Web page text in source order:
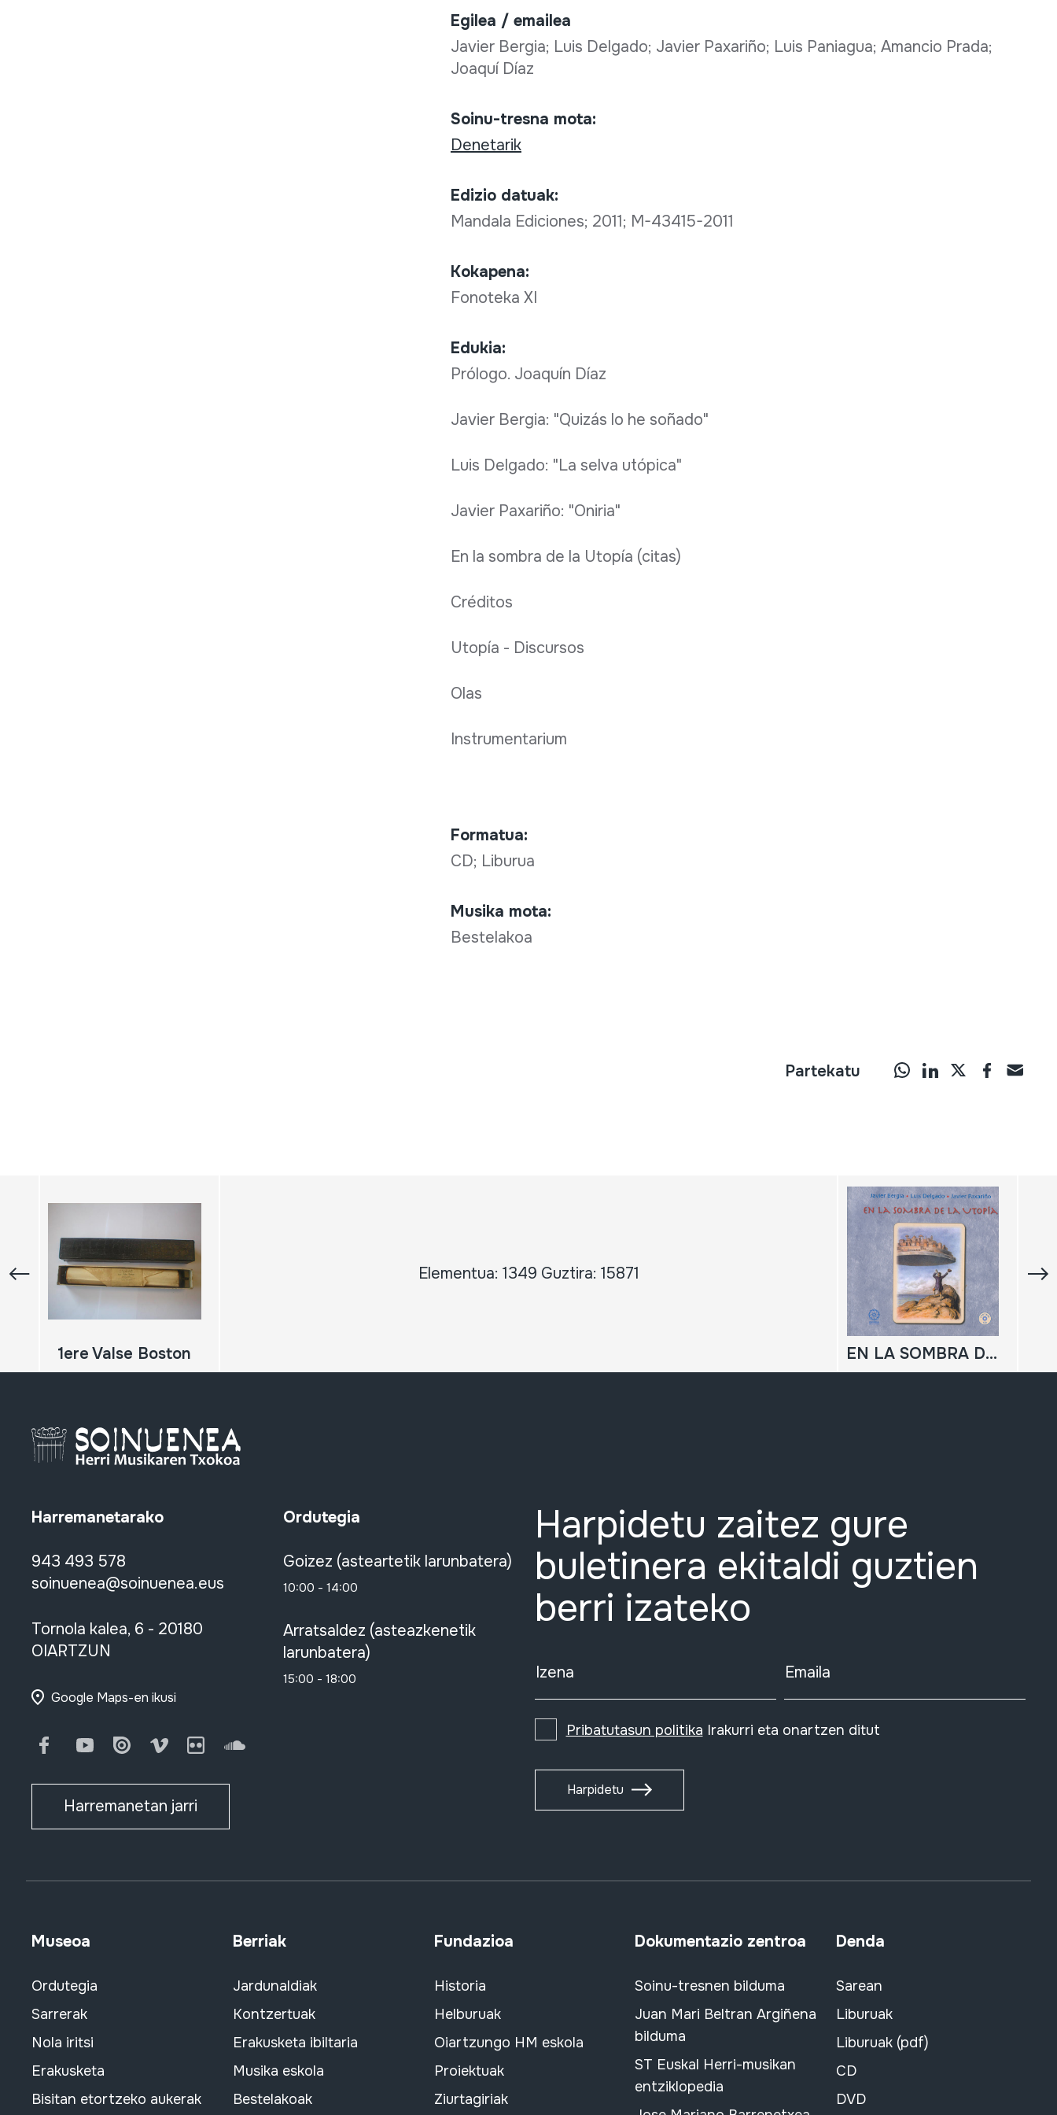
Egilea / emailea
Javier Bergia; Luis Delgado; Javier Paxariño; Luis Paniagua; Amancio Prada;
Joaquí Díaz
Soinu-tresna mota:
Denetarik
Edizio datuak:
Mandala Ediciones; 2011; M-43415-2011
Kokapena:
Fonoteka XI
Edukia:
Prólogo. Joaquín Díaz
Javier Bergia: "Quizás lo he soñado"
Luis Delgado: "La selva utópica"
Javier Paxariño: "Oniria"
En la sombra de la Utopía (citas)
Créditos
Utopía - Discursos
Olas
Instrumentarium
Formatua:
CD; Liburua
Musika mota:
Bestelakoa
Partekatu
Elementua: 1349 Guztira: 15871
1ere Valse Boston EN LA SOMBRA DE LA UTOPÍA
Harremanetarako
943 493 578
soinuenea@soinuenea.eus
Tornola kalea, 6 - 20180
OIARTZUN
Google Maps-en ikusi
FacebookYoutubeIssuu Vimeo FlickrSoundCloud
Harremanetan jarri
Ordutegia
Goizez (asteartetik larunbatera)
10:00 - 14:00
Arratsaldez (asteazkenetik
larunbatera)
15:00 - 18:00
Harpidetu zaitez gure
buletinera ekitaldi guztien
berri izateko
Izena Emaila
Pribatutasun politika Irakurri eta onartzen ditut
Harpidetu
Museoa
Ordutegia
Sarrerak
Nola iritsi
Erakusketa
Bisitan etortzeko aukerak
Berriak
Jardunaldiak
Kontzertuak
Erakusketa ibiltaria
Musika eskola
Bestelakoak
Fundazioa
Historia
Helburuak
Oiartzungo HM eskola
Proiektuak
Ziurtagiriak
Dokumentazio zentroa
Soinu-tresnen bilduma
Juan Mari Beltran Argiñena
bilduma
ST Euskal Herri-musikan
entziklopedia
Denda
Sarean
Liburuak
Liburuak (pdf)
CD
DVD